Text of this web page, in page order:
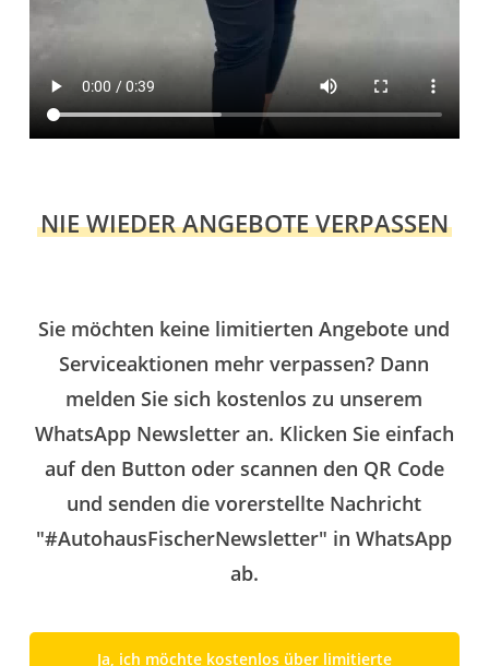
NIE WIEDER ANGEBOTE VERPASSEN
Sie möchten keine limitierten Angebote und
Serviceaktionen mehr verpassen? Dann
melden Sie sich kostenlos zu unserem
WhatsApp Newsletter an. Klicken Sie einfach
auf den Button oder scannen den QR Code
und senden die vorerstellte Nachricht
"#AutohausFischerNewsletter" in WhatsApp
ab.
Ja, ich möchte kostenlos über limitierte